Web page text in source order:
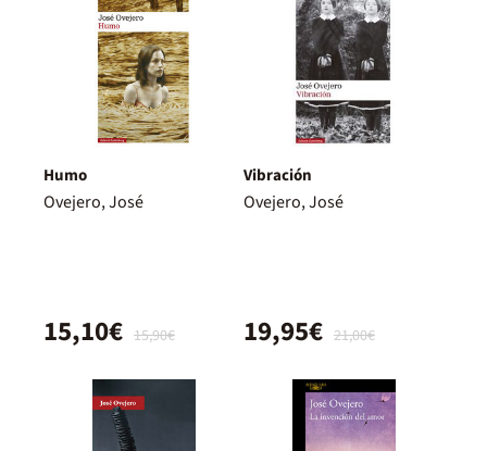
Humo
Ovejero, José
15,90€
15,10€
Vibración
Ovejero, José
21,00€
19,95€